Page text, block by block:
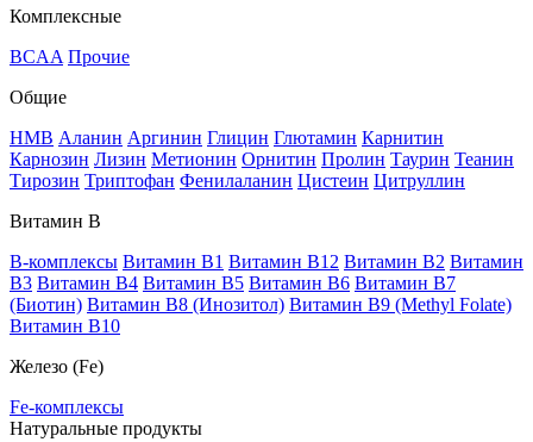
Комплексные
BCAA Прочие
Общие
HMB Аланин Аргинин Глицин Глютамин Карнитин
Карнозин Лизин Метионин Орнитин Пролин Таурин Теанин
Тирозин Триптофан Фенилаланин Цистеин Цитруллин
Витамин В
B-комплексы Витамин B1 Витамин B12 Витамин B2 Витамин
B3 Витамин B4 Витамин B5 Витамин B6 Витамин B7
(Биотин) Витамин B8 (Инозитол) Витамин B9 (Methyl Folate)
Витамин В10
Железо (Fe)
Fe-комплексы
Натуральные продукты